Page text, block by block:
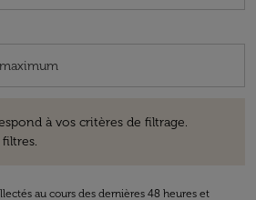
à vos critères de filtrage.
au cours des dernières 48 heures et